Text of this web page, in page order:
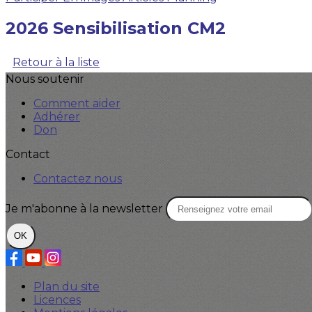
2026 Sensibilisation CM2
Retour à la liste
Nous soutenir
Comment aider
Adhérer
Don
Contact
Contactez nous
Je m'abonne à la newsletter
OK
Plan du site
Licences